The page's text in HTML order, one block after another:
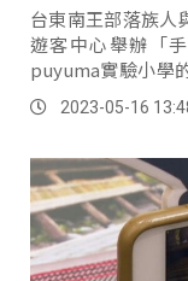
台東南王部落族人
遊客中心舉辦「
puyuma實驗小學
場也展出卑南族傳
築工法，希望透過
2023-05-16